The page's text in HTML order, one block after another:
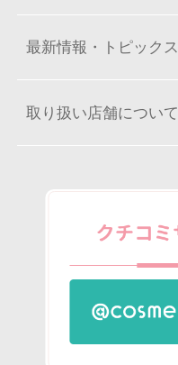
最新情報・トピックス
取り扱い店舗について